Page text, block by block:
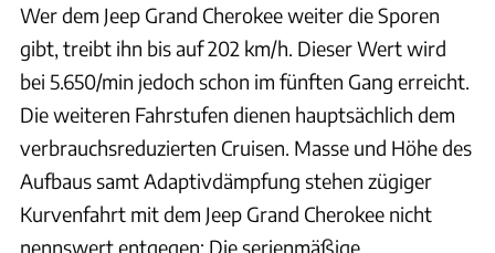
Wer dem Jeep Grand Cherokee weiter die Sporen
gibt, treibt ihn bis auf 202 km/h. Dieser Wert wird
bei 5.650/min jedoch schon im fünften Gang erreicht.
Die weiteren Fahrstufen dienen hauptsächlich dem
verbrauchsreduzierten Cruisen. Masse und Höhe des
Aufbaus samt Adaptivdämpfung stehen zügiger
Kurvenfahrt mit dem Jeep Grand Cherokee nicht
nennswert entgegen: Die serienmäßige